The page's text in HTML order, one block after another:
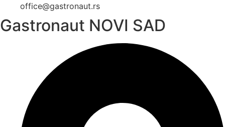
office@gastronaut.rs
Gastronaut NOVI SAD